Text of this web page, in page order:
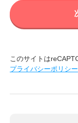
このサイトは
プライバシーポリシー